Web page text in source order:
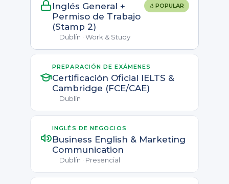
Inglés General +
Permiso de Trabajo
(Stamp 2)
POPULAR
Dublín · Work & Study
PREPARACIÓN DE EXÁMENES
Certificación Oficial IELTS &
Cambridge (FCE/CAE)
Dublín
INGLÉS DE NEGOCIOS
Business English & Marketing
Communication
Dublín · Presencial